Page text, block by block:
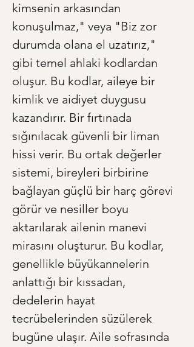
kimsenin arkasından
konuşulmaz," veya "Biz zor
durumda olana el uzatırız,"
gibi temel ahlaki kodlardan
oluşur. Bu kodlar, aileye bir
kimlik ve aidiyet duygusu
kazandırır. Bir fırtınada
sığınılacak güvenli bir liman
hissi verir. Bu ortak değerler
sistemi, bireyleri birbirine
bağlayan güçlü bir harç görevi
görür ve nesiller boyu
aktarılarak ailenin manevi
mirasını oluşturur. Bu kodlar,
genellikle büyükannelerin
anlattığı bir kıssadan,
dedelerin hayat
tecrübelerinden süzülerek
bugüne ulaşır. Aile sofrasında